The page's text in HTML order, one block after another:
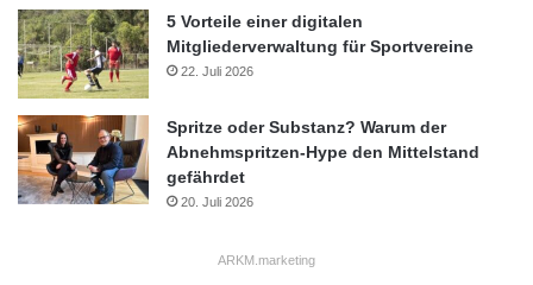
5 Vorteile einer digitalen
Mitgliederverwaltung für Sportvereine
22. Juli 2026
Spritze oder Substanz? Warum der
Abnehmspritzen-Hype den Mittelstand
gefährdet
20. Juli 2026
ARKM.marketing